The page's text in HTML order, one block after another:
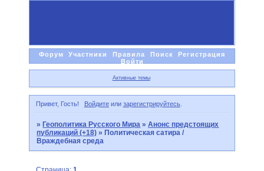
Форум Участники Правила Поиск
Регистрация
Войти
Активные темы
Привет, Гость! Войдитеили зарегистрируйтесь.
»Геополитика Русского Мира »Анонс предстоящих
публикаций (+18) »Политическая сатира /
Враждебная среда